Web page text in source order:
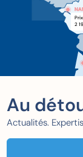
2
Au
Actualités.